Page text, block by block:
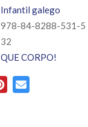
Infantil galego
978-84-8288-531-5
32
QUE CORPO!